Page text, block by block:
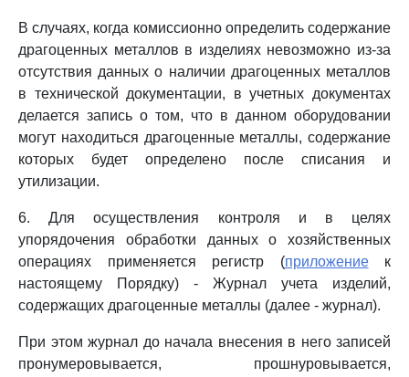
В случаях, когда комиссионно определить содержание
драгоценных металлов в изделиях невозможно из-за
отсутствия данных о наличии драгоценных металлов
в технической документации, в учетных документах
делается запись о том, что в данном оборудовании
могут находиться драгоценные металлы, содержание
которых будет определено после списания и
утилизации.
6. Для осуществления контроля и в целях
упорядочения обработки данных о хозяйственных
операциях применяется регистр (приложениек
настоящему Порядку) - Журнал учета изделий,
содержащих драгоценные металлы (далее - журнал).
При этом журнал до начала внесения в него записей
пронумеровывается, прошнуровывается,